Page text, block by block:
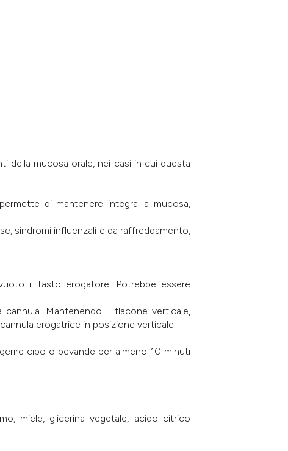
della mucosa orale, nei casi in cui questa
di mantenere integra la mucosa,
sindromi influenzali e da raffreddamento,
il tasto erogatore. Potrebbe essere
Mantenendo il flacone verticale,
erogatrice in posizione verticale.
cibo o bevande per almeno 10 minuti
miele, glicerina vegetale, acido citrico